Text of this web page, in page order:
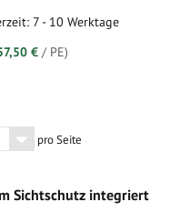
7 - 10 Werktage
€/ PE)
pro Seite
Sichtschutz integriert